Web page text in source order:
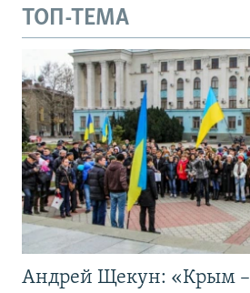
ТОП-ТЕМА
Андрей Щекун: «Крым –